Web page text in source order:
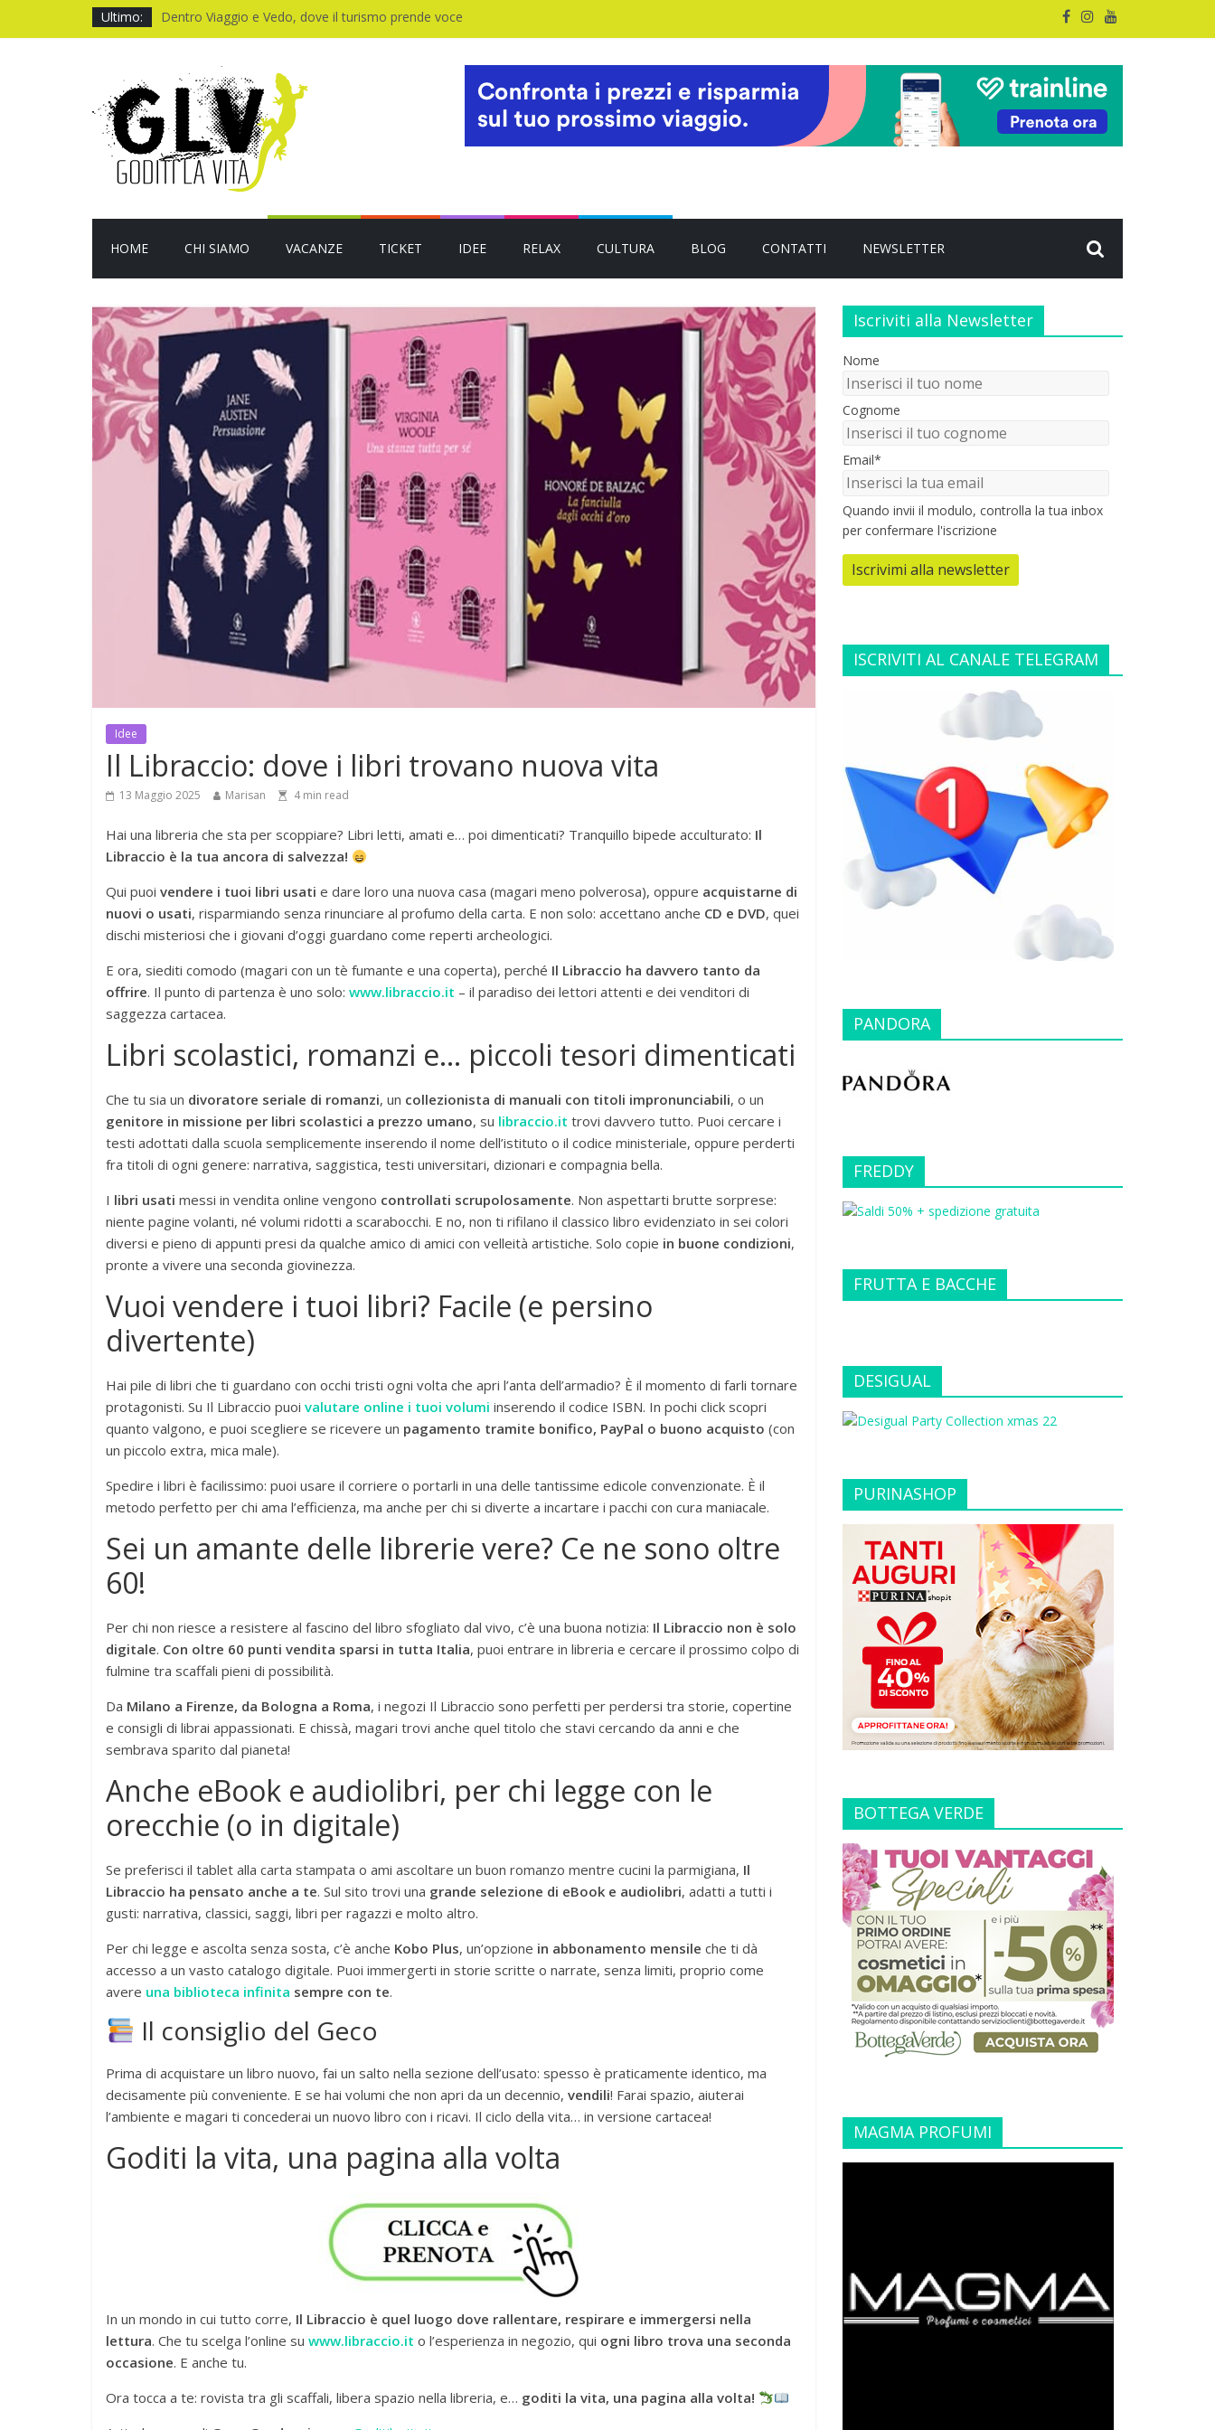
Ultimo:
Dentro Viaggio e Vedo, dove il turismo prende voce
Quando il CUP ti fa aspettare troppo
I Legnanesi a Milano 2027: risate smart
Film al cinema ad agosto 2026: le novità
HOME CHI SIAMO VACANZE TICKET IDEE RELAX CULTURA BLOG CONTATTI NEWSLETTER
Idee
Il Libraccio: dove i libri trovano nuova vita
13 Maggio 2025 Marisan 4min read
Hai una libreria che sta per scoppiare? Libri letti, amati e… poi dimenticati? Tranquillo bipede acculturato: Il
Libraccio è la tua ancora di salvezza!
Qui puoi vendere i tuoi libri usati e dare loro una nuova casa (magari meno polverosa), oppure acquistarne di
nuovi o usati, risparmiando senza rinunciare al profumo della carta. E non solo: accettano anche CD e DVD, quei
dischi misteriosi che i giovani d’oggi guardano come reperti archeologici.
E ora, siediti comodo (magari con un tè fumante e una coperta), perché Il Libraccio ha davvero tanto da
offrire. Il punto di partenza è uno solo: www.libraccio.it – il paradiso dei lettori attenti e dei venditori di
saggezza cartacea.
Libri scolastici, romanzi e… piccoli tesori dimenticati
Che tu sia un divoratore seriale di romanzi, un collezionista di manuali con titoli impronunciabili, o un
genitore in missione per libri scolastici a prezzo umano, su libraccio.it trovi davvero tutto. Puoi cercare i
testi adottati dalla scuola semplicemente inserendo il nome dell’istituto o il codice ministeriale, oppure perderti
fra titoli di ogni genere: narrativa, saggistica, testi universitari, dizionari e compagnia bella.
I libri usati messi in vendita online vengono controllati scrupolosamente. Non aspettarti brutte sorprese:
niente pagine volanti, né volumi ridotti a scarabocchi. E no, non ti rifilano il classico libro evidenziato in sei colori
diversi e pieno di appunti presi da qualche amico di amici con velleità artistiche. Solo copie in buone condizioni,
pronte a vivere una seconda giovinezza.
Vuoi vendere i tuoi libri? Facile (e persino
divertente)
Hai pile di libri che ti guardano con occhi tristi ogni volta che apri l’anta dell’armadio? È il momento di farli tornare
protagonisti. Su Il Libraccio puoi valutare online i tuoi volumi inserendo il codice ISBN. In pochi click scopri
quanto valgono, e puoi scegliere se ricevere un pagamento tramite bonifico, PayPal o buono acquisto (con
un piccolo extra, mica male).
Spedire i libri è facilissimo: puoi usare il corriere o portarli in una delle tantissime edicole convenzionate. È il
metodo perfetto per chi ama l’efficienza, ma anche per chi si diverte a incartare i pacchi con cura maniacale.
Sei un amante delle librerie vere? Ce ne sono oltre
60!
Per chi non riesce a resistere al fascino del libro sfogliato dal vivo, c’è una buona notizia: Il Libraccio non è solo
digitale. Con oltre 60 punti vendita sparsi in tutta Italia, puoi entrare in libreria e cercare il prossimo colpo di
fulmine tra scaffali pieni di possibilità.
Da Milano a Firenze, da Bologna a Roma, i negozi Il Libraccio sono perfetti per perdersi tra storie, copertine
e consigli di librai appassionati. E chissà, magari trovi anche quel titolo che stavi cercando da anni e che
sembrava sparito dal pianeta!
Anche eBook e audiolibri, per chi legge con le
orecchie (o in digitale)
Se preferisci il tablet alla carta stampata o ami ascoltare un buon romanzo mentre cucini la parmigiana, Il
Libraccio ha pensato anche a te. Sul sito trovi una grande selezione di eBook e audiolibri, adatti a tutti i
gusti: narrativa, classici, saggi, libri per ragazzi e molto altro.
Per chi legge e ascolta senza sosta, c’è anche Kobo Plus, un’opzione in abbonamento mensile che ti dà
accesso a un vasto catalogo digitale. Puoi immergerti in storie scritte o narrate, senza limiti, proprio come
avere una biblioteca infinita sempre con te.
Il consiglio del Geco
Prima di acquistare un libro nuovo, fai un salto nella sezione dell’usato: spesso è praticamente identico, ma
decisamente più conveniente. E se hai volumi che non apri da un decennio, vendili! Farai spazio, aiuterai
l’ambiente e magari ti concederai un nuovo libro con i ricavi. Il ciclo della vita… in versione cartacea!
Goditi la vita, una pagina alla volta
In un mondo in cui tutto corre, Il Libraccio è quel luogo dove rallentare, respirare e immergersi nella
lettura. Che tu scelga l’online su www.libraccio.it o l’esperienza in negozio, qui ogni libro trova una seconda
occasione. E anche tu.
Ora tocca a te: rovista tra gli scaffali, libera spazio nella libreria, e… goditi la vita, una pagina alla volta!
Iscriviti alla Newsletter
Nome
Cognome
Email*
Quando invii il modulo, controlla la tua inbox
per confermare l'iscrizione
Iscrivimi alla newsletter
ISCRIVITI AL CANALE TELEGRAM
PANDORA
FREDDY
FRUTTA E BACCHE
DESIGUAL
PURINASHOP
BOTTEGA VERDE
MAGMA PROFUMI